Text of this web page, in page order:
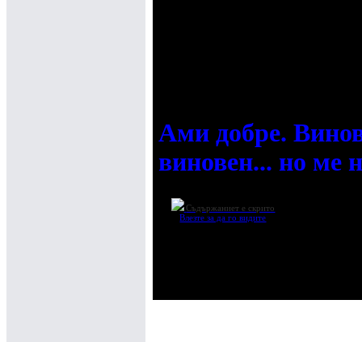
Ами добре.
виновен... но ме
Съдържаниет е скрито
Влезте за да го видите